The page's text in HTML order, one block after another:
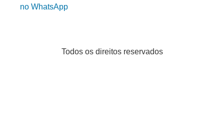
no WhatsApp
Todos os direitos reservados